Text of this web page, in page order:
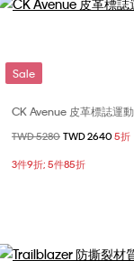
Sale
CK Avenue 皮革標誌運
價格扣減從
TWD 5280 至
TWD 2640 5折
3件9折; 5件85折